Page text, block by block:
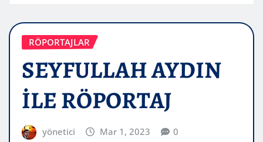
RÖPORTAJLAR
SEYFULLAH AYDIN
İLE RÖPORTAJ
yönetici Mar 1, 2023 0